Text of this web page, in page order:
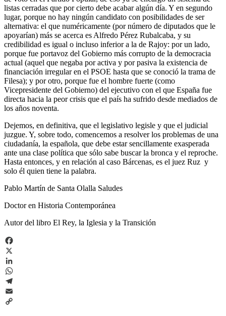
listas cerradas que por cierto debe acabar algún día. Y en segundo
lugar, porque no hay ningún candidato con posibilidades de ser
alternativa: el que numéricamente (por número de diputados que le
apoyarían) más se acerca es Alfredo Pérez Rubalcaba, y su
credibilidad es igual o incluso inferior a la de Rajoy: por un lado,
porque fue portavoz del Gobierno más corrupto de la democracia
actual (aquel que negaba por activa y por pasiva la existencia de
financiación irregular en el PSOE hasta que se conoció la trama de
Filesa); y por otro, porque fue el hombre fuerte (como
Vicepresidente del Gobierno) del ejecutivo con el que España fue
directa hacia la peor crisis que el país ha sufrido desde mediados de
los años noventa.
Dejemos, en definitiva, que el legislativo legisle y que el judicial
juzgue. Y, sobre todo, comencemos a resolver los problemas de una
ciudadanía, la española, que debe estar sencillamente exasperada
ante una clase política que sólo sabe buscar la bronca y el reproche.
Hasta entonces, y en relación al caso Bárcenas, es el juez Ruz y
solo él quien tiene la palabra.
Pablo Martín de Santa Olalla Saludes
Doctor en Historia Contemporánea
Autor del libro El Rey, la Iglesia y la Transición
Facebook
X
LinkedIn
WhatsApp
Telegram
Email